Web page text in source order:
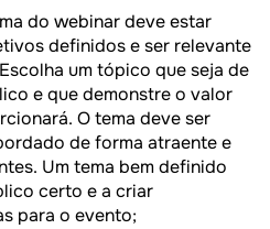
do webinar deve estar
definidos e ser relevante
um tópico que seja de
e que demonstre o valor
O tema deve ser
de forma atraente e
Um tema bem definido
certo e a criar
para o evento;